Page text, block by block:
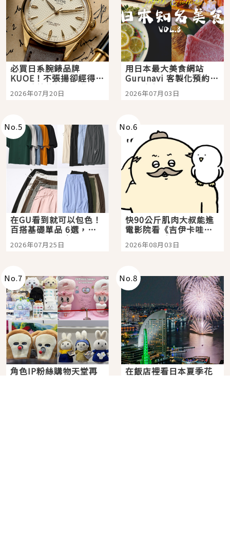
必買日系腕錶品牌
KUOE！不張揚卻經得起
時間洗鍊的經典之作五
選
2026年07月20日
用日本最大美食網站
Gurunavi 客製化預約九
大都市餐廳，打造專屬
美食體驗！
2026年07月03日
No.5
在GU看到就可以包色！
百搭基礎單品 6選，閉
眼全收也不心疼
2026年07月25日
No.6
快90公斤肌肉大叔能進
電影院看《吉伊卡哇》
嗎？日本重金屬樂團
「打首」會長與nagano
2026年08月03日
No.7
角色IP粉絲購物天堂再
No.8
在飯店裡看日本夏季花